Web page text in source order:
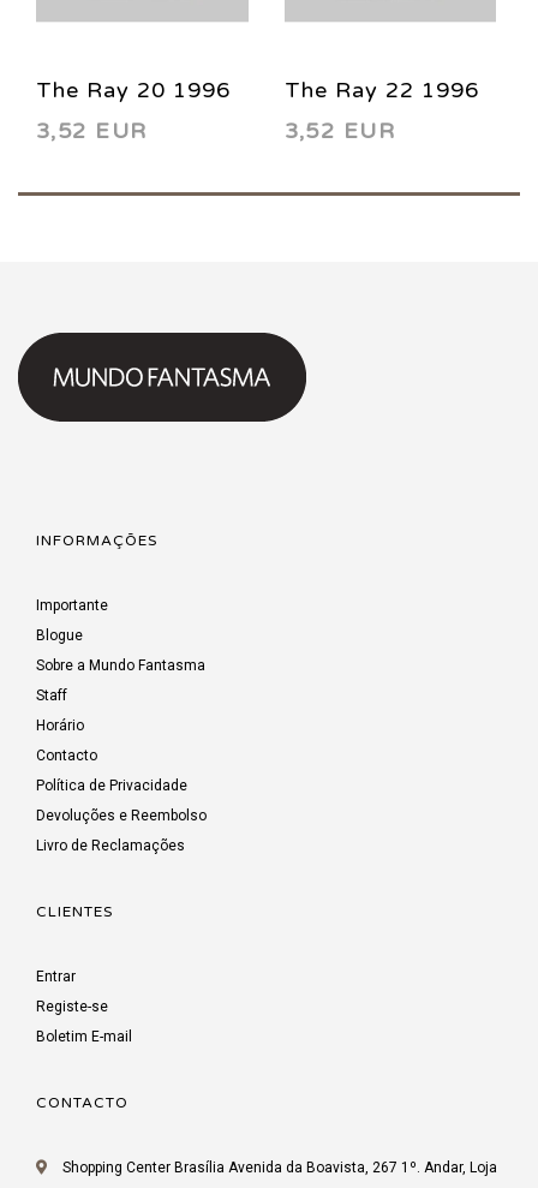
The Ray 20 1996
3,52 EUR
The Ray 22 1996
3,52 EUR
INFORMAÇÕES
Importante
Blogue
Sobre a Mundo Fantasma
Staff
Horário
Contacto
Política de Privacidade
Devoluções e Reembolso
Livro de Reclamações
CLIENTES
Entrar
Registe-se
Boletim E-mail
CONTACTO
Shopping Center Brasília Avenida da Boavista, 267 1º. Andar, Loja